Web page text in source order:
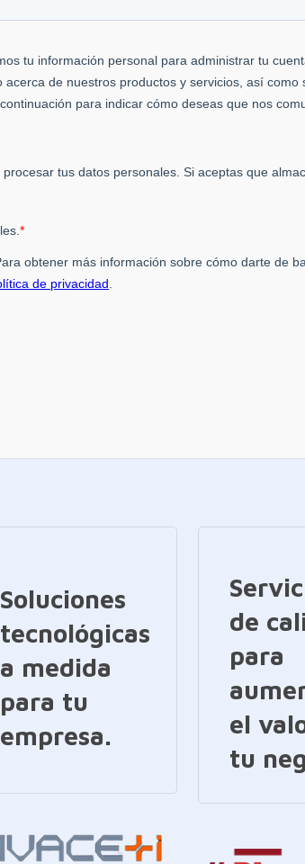
Soluciones
tecnológicas
a medida
para tu
empresa.
de
para
el
tu